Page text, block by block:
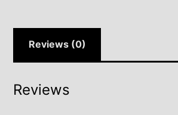
Reviews (0)
Reviews